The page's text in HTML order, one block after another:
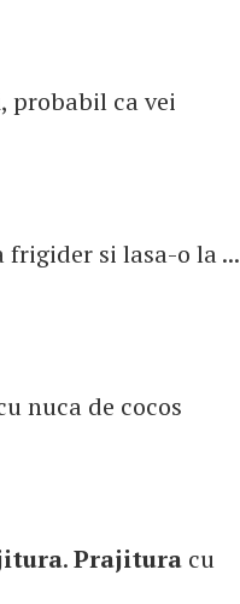
, probabil ca vei
frigider si lasa-o la ...
nuca de cocos
.Prajitura cu